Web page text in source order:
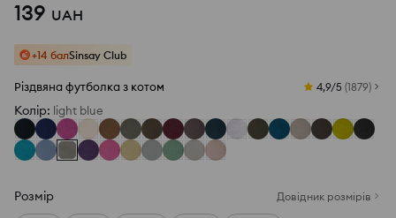
139 UAH
+14 балSinsay Club
Різдвяна футболка з котом 4,9/5 (1879)
Колір: light blue
Розмір Довідник розмірів